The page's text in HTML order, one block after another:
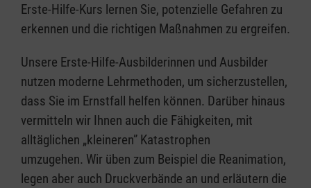
Erste-Hilfe-Kurs lernen Sie, potenzielle Gefahren zu
erkennen und die richtigen Maßnahmen zu ergreifen.
Unsere Erste-Hilfe-Ausbilderinnen und Ausbilder
nutzen moderne Lehrmethoden, um sicherzustellen,
dass Sie im Ernstfall helfen können. Darüber hinaus
vermitteln wir Ihnen auch die Fähigkeiten, mit
alltäglichen „kleineren” Katastrophen
umzugehen. Wir üben zum Beispiel die Reanimation,
legen aber auch Druckverbände an und erläutern die